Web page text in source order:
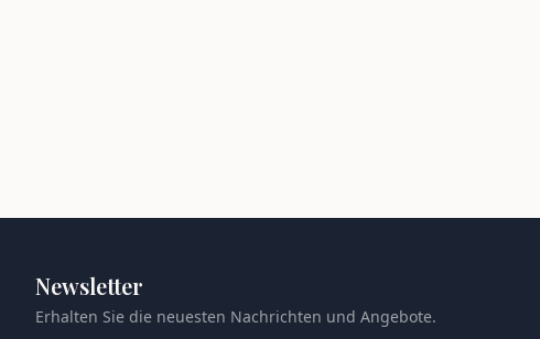
Newsletter
Erhalten Sie die neuesten Nachrichten und Angebote.